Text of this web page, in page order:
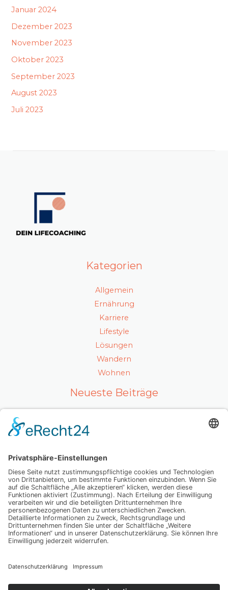
Januar 2024
Dezember 2023
November 2023
Oktober 2023
September 2023
August 2023
Juli 2023
Kategorien
Allgemein
Ernährung
Karriere
Lifestyle
Lösungen
Wandern
Wohnen
Neueste Beiträge
Luxuriöses Haarvolumen ohne Kompromisse – so
Mit Ausstrahlung und Selbstvertrauen überzeugen
Wenn Abschiednehmen zur Herausforderung wird:
Was Sie wirklich wissen sollten
Dein Weg zu einer glatten Haut, die mehr als nur
oberflächlich überzeugt – spür den Unterschied
selbst